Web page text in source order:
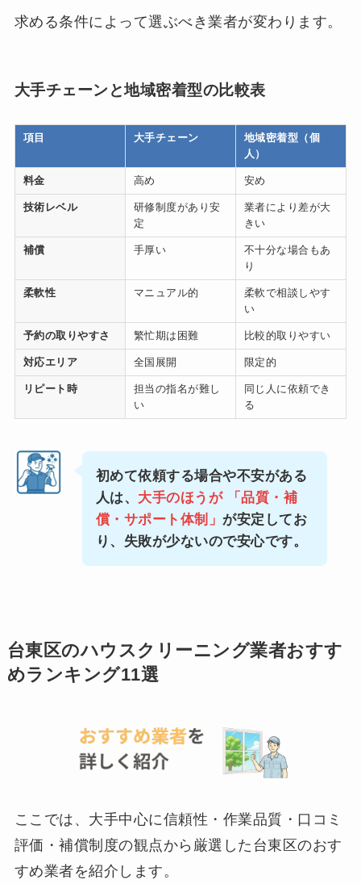
求める条件によって選ぶべき業者が変わります。
大手チェーンと地域密着型の比較表
項目 大手チェーン
地域密着型（個
人）
料金 高め 安め
技術レベル
研修制度があり安
定
業者により差が大
きい
補償 手厚い
不十分な場合もあ
り
柔軟性 マニュアル的
柔軟で相談しやす
い
予約の取りやすさ 繁忙期は困難 比較的取りやすい
対応エリア 全国展開 限定的
リピート時
担当の指名が難し
い
同じ人に依頼でき
る
初めて依頼する場合や不安がある
人は、 大手のほうが
「品質・補
償・サポート体制 」が安定してお
り、失敗が少ないので安心です。
台東区のハウスクリーニング業者おすす
めランキング11選
ここでは、大手中心に信頼性・作業品質・口コミ
評価・補償制度の観点から厳選した台東区のおす
すめ業者を紹介します。